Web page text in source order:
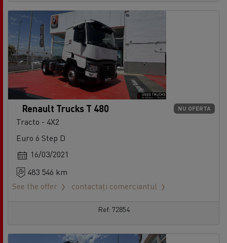
NU OFERTA
Renault Trucks T 480
Tracto - 4X2
Euro 6 Step D
16/03/2021
483 546 km
See the offer
contactați comerciantul
Ref: 72854